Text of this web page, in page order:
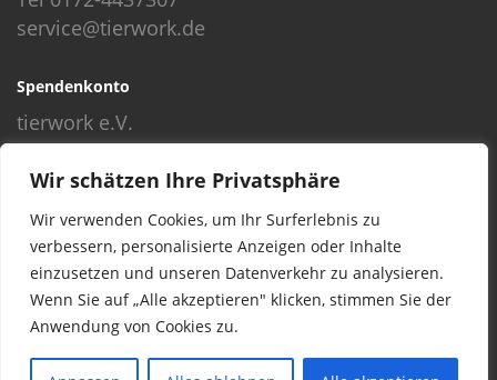
Wir schätzen Ihre Privatsphäre
Wir verwenden Cookies, um Ihr Surferlebnis zu
verbessern, personalisierte Anzeigen oder Inhalte
einzusetzen und unseren Datenverkehr zu analysieren.
Wenn Sie auf „Alle akzeptieren" klicken, stimmen Sie der
Anwendung von Cookies zu.
service@tierwork.de
Spendenkonto
tierwork e.V.
Volksbank
BLZ: 24060300
Konto: 4902218000
IBAN: DE68240603004902218000
BIC: GENODEF1NBU
© 2016 Copyright by tierwork. All rights reserved.